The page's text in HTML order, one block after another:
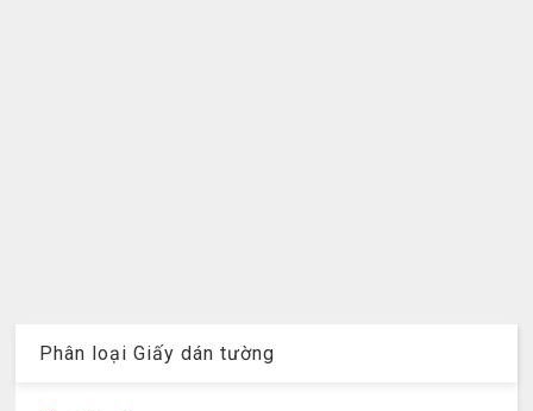
Phân loại Giấy dán tường